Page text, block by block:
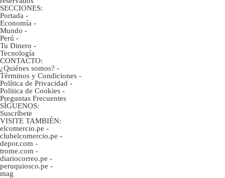
SECCIONES:
Portada -
Economía -
Mundo -
Perú -
Tu Dinero -
Tecnología
CONTACTO:
¿Quiénes somos? -
Términos y Condiciones -
Política de Privacidad -
Politica de Cookies -
Preguntas Frecuentes
SÍGUENOS:
Suscríbete
VISITE TAMBIÉN:
elcomercio.pe -
clubelcomercio.pe -
depor.com -
trome.com -
diariocorreo.pe -
peruquiosco.pe -
mag